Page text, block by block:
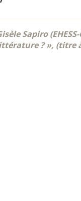
Sapiro
? », (titre